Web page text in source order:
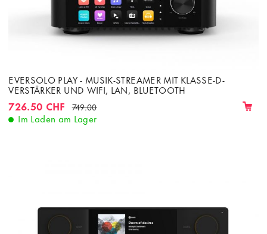
EVERSOLO PLAY - MUSIK-STREAMER MIT KLASSE-D-
VERSTÄRKER UND WIFI, LAN, BLUETOOTH
726.50 CHF 749.00
Im Laden am Lager